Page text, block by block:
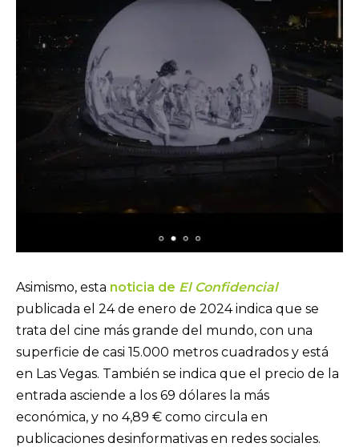
Asimismo, esta noticia de El Confidencial
publicada el 24 de enero de 2024 indica que se
trata del cine más grande del mundo, con una
superficie de casi 15.000 metros cuadrados y está
en Las Vegas. También se indica que el precio de la
entrada asciende a los 69 dólares la más
económica, y no 4,89 € como circula en
publicaciones desinformativas en redes sociales.